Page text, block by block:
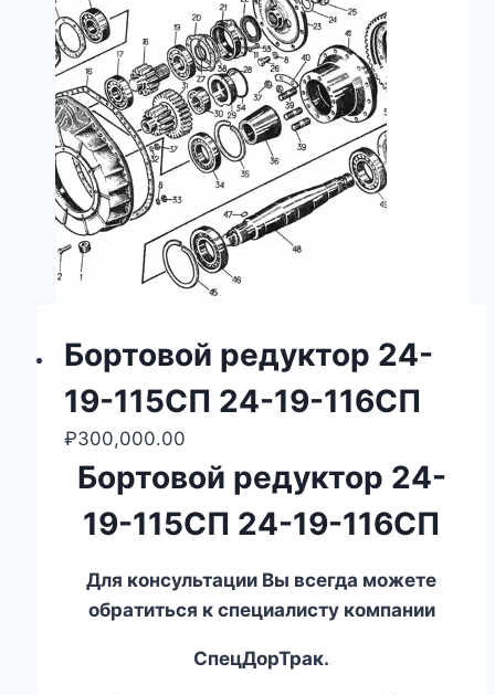
Бортовой редуктор 24-
19-115СП 24-19-116СП
₽300,000.00
Бортовой редуктор 24-
19-115СП 24-19-116СП
Для консультации Вы всегда можете
обратиться к специалисту компании
СпецДорТрак.